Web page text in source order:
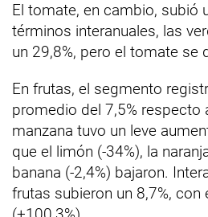
El tomate, en cambio, subió
términos interanuales, las
un 29,8%, pero el tomate se
En frutas, el segmento
promedio del 7,5% respecto
manzana tuvo un leve
que el limón (-34%), la
banana (-2,4%) bajaron.
frutas subieron un 8,7%, con